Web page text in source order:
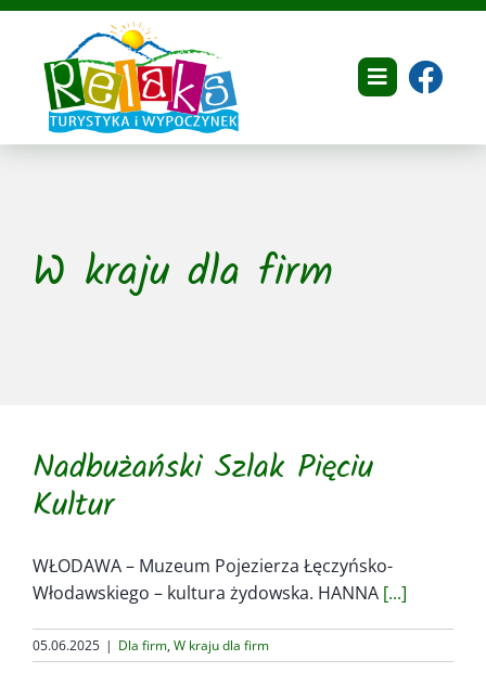
Przejdź
zawartości
Toggle
Dokumenty
Kontakt
W kraju dla firm
Nadbużański Szlak Pięciu
Kultur
WŁODAWA – Muzeum Pojezierza Łęczyńsko-
Włodawskiego – kultura żydowska. HANNA [...]
05.06.2025 | Dla firm, W kraju dla firm